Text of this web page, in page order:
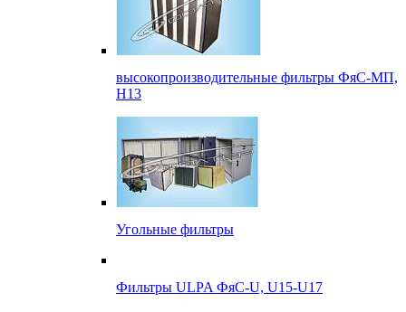
высокопроизводительные фильтры ФяС-МП,
Н13
Угольные фильтры
Фильтры ULPA ФяС-U, U15-U17